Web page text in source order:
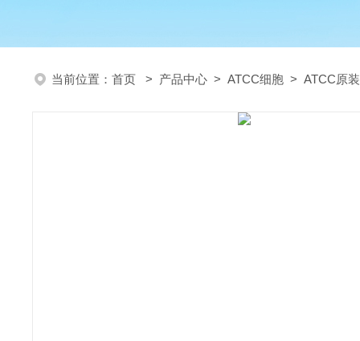
当前位置： 首页 > 产品中心 > ATCC细胞 > ATCC原